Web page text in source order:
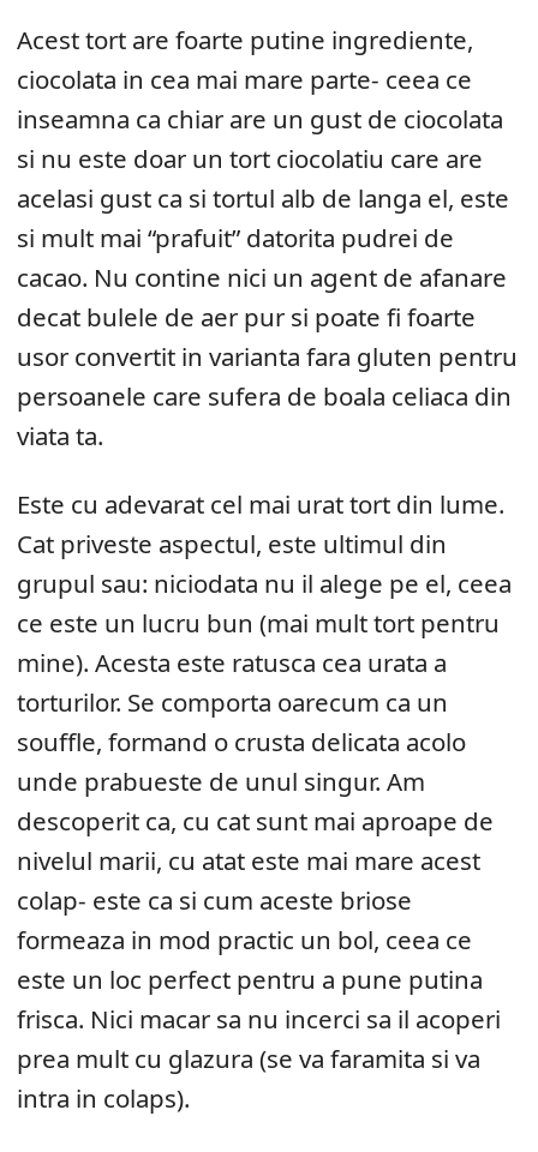
Acest tort are foarte putine ingrediente,
ciocolata in cea mai mare parte- ceea ce
inseamna ca chiar are un gust de ciocolata
si nu este doar un tort ciocolatiu care are
acelasi gust ca si tortul alb de langa el, este
si mult mai “prafuit” datorita pudrei de
cacao. Nu contine nici un agent de afanare
decat bulele de aer pur si poate fi foarte
usor convertit in varianta fara gluten pentru
persoanele care sufera de boala celiaca din
viata ta.
Este cu adevarat cel mai urat tort din lume.
Cat priveste aspectul, este ultimul din
grupul sau: niciodata nu il alege pe el, ceea
ce este un lucru bun (mai mult tort pentru
mine). Acesta este ratusca cea urata a
torturilor. Se comporta oarecum ca un
souffle, formand o crusta delicata acolo
unde prabueste de unul singur. Am
descoperit ca, cu cat sunt mai aproape de
nivelul marii, cu atat este mai mare acest
colap- este ca si cum aceste briose
formeaza in mod practic un bol, ceea ce
este un loc perfect pentru a pune putina
frisca. Nici macar sa nu incerci sa il acoperi
prea mult cu glazura (se va faramita si va
intra in colaps).